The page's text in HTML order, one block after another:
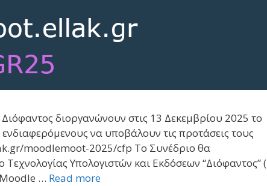
διοργανώνουν στις 13 Δεκεμβρίου 2025 το
να υποβάλουν τις προτάσεις τους
moodlemoot-2025/cfp Το Συνέδριο θα
Υπολογιστών και Εκδόσεων “Διόφαντος” (
… Read more